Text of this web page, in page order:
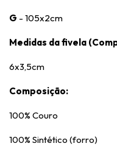
G - 105x2cm
Medidas da fivela
6x3,5cm
Composição:
100% Couro
100% Sintético (forro)